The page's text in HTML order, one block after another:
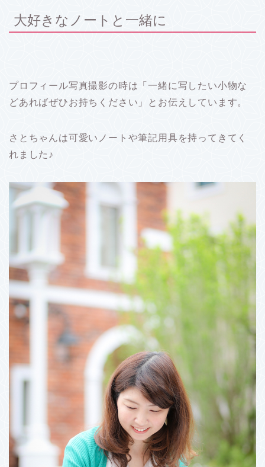
大好きなノートと一緒に
プロフィール写真撮影の時は「一緒に写したい小物な
どあればぜひお持ちください」とお伝えしています。
さとちゃんは可愛いノートや筆記用具を持ってきてく
れました♪